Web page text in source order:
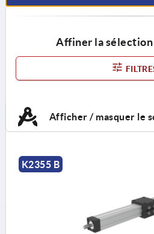
Affiner la
Afficher / masquer le
K2355 B